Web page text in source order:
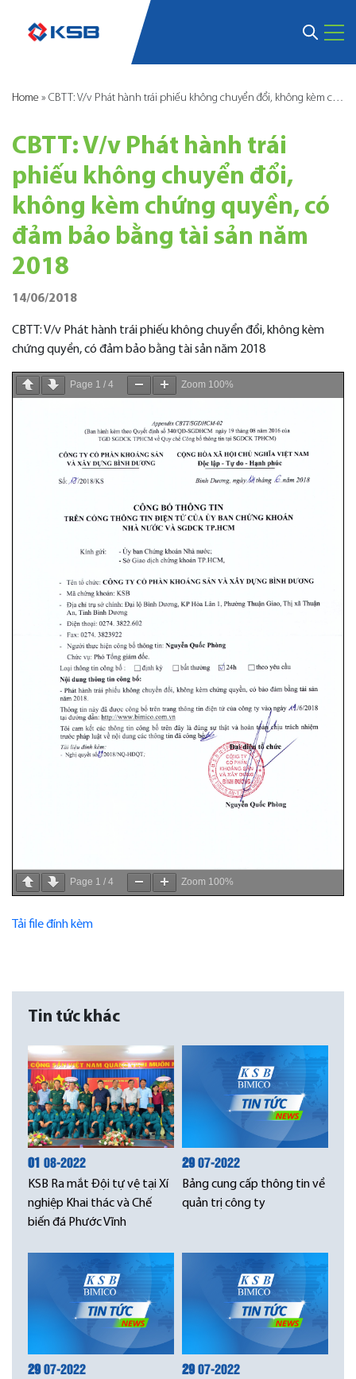
Home » CBTT: V/v Phát hành trái phiếu không chuyển đổi, không kèm chứng quyền, có đảm bảo bằng tài sản năm 2018
CBTT: V/v Phát hành trái
phiếu không chuyển đổi,
không kèm chứng quyền, có
đảm bảo bằng tài sản năm
2018
14/06/2018
CBTT: V/v Phát hành trái phiếu không chuyển đổi, không kèm
chứng quyền, có đảm bảo bằng tài sản năm 2018
Page 1 / 4 Zoom 100%
Page 1 / 4 Zoom 100%
Tải file đính kèm
Tin tức khác
01 08-2022
KSB Ra mắt Đội tự vệ tại Xí
nghiệp Khai thác và Chế
biến đá Phước Vĩnh
2907-2022
Bảng cung cấp thông tin về
quản trị công ty
2907-2022 2907-2022